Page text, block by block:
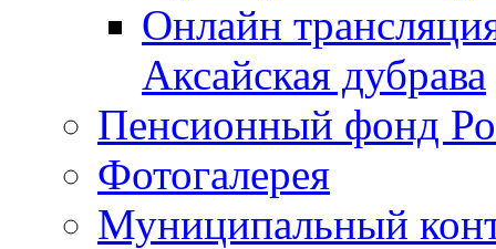
Онлайн
Аксайская дубрава
Пенсионный фонд
Фотогалерея
Муниципальный